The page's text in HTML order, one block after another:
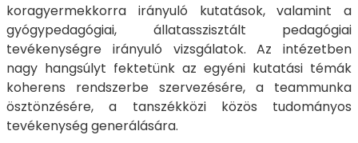
koragyermekkorra irányuló kutatások, valamint a
gyógypedagógiai, állatasszisztált pedagógiai
tevékenységre irányuló vizsgálatok. Az intézetben
nagy hangsúlyt fektetünk az egyéni kutatási témák
koherens rendszerbe szervezésére, a teammunka
ösztönzésére, a tanszékközi közös tudományos
tevékenység generálására.